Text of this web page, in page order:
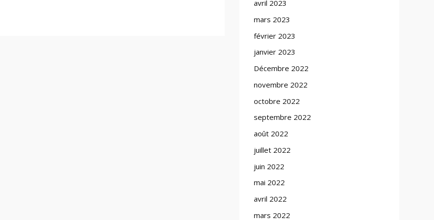
avril 2023
mars 2023
février 2023
janvier 2023
Décembre 2022
novembre 2022
octobre 2022
septembre 2022
août 2022
juillet 2022
juin 2022
mai 2022
avril 2022
mars 2022